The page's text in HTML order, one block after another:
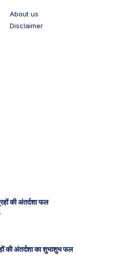
About us
Disclaimer
की अंतर्दशा फल
की अंतर्दशा का शुभाशुभ फल